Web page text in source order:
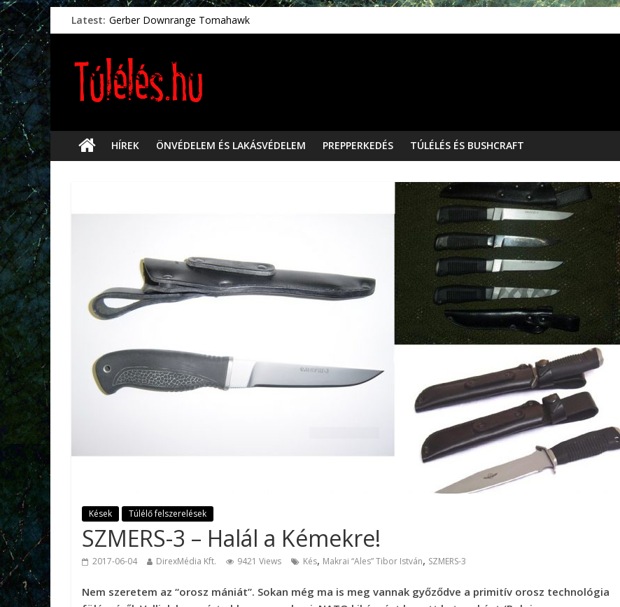
Latest: Gerber Downrange Tomahawk
Vészhelyzeti élelmiszerek
Vészhelyzetkezelés
Préselt törlőkendők
HÍREK ÖNVÉDELEM ÉS LAKÁSVÉDELEM PREPPERKEDÉS TÚLÉLÉS ÉS BUSHCRAFT
Kések Túlélő felszerelések
SZMERS-3 – Halál a Kémekre!
2017-06-04 DirexMédia Kft. 9421 Views Kés, Makrai “Ales” Tibor István, SZMERS-3
Nem szeretem az “orosz mániát”. Sokan még ma is meg vannak győződve a primitív orosz technológia